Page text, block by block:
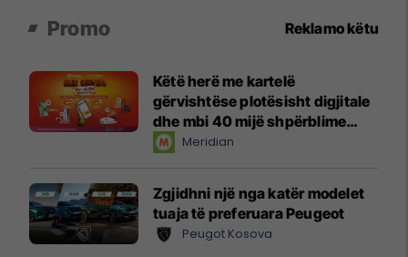
Promo Reklamo këtu
Këtë herë me kartelë
gërvishtëse plotësisht digjitale
dhe mbi 40 mijë shpërblime
instant!Meridian
Zgjidhni një nga katër modelet
tuaja të preferuara Peugeot
Peugot Kosova